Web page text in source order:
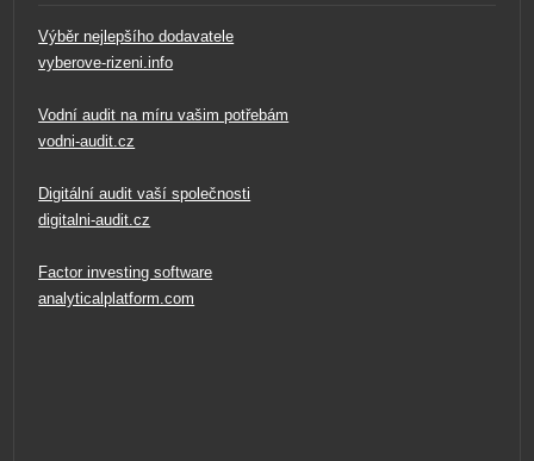
Výběr nejlepšího dodavatele
vyberove-rizeni.info
Vodní audit na míru vašim potřebám
vodni-audit.cz
Digitální audit vaší společnosti
digitalni-audit.cz
Factor investing software
analyticalplatform.com